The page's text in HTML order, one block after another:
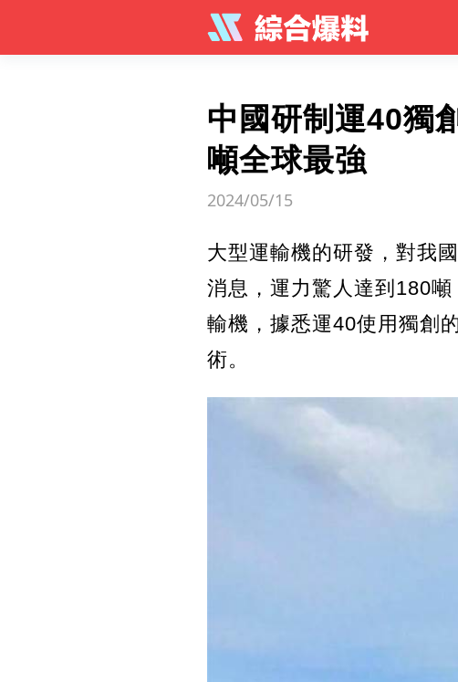
中國研制運40獨
噸全球最強
2024/05/15
大型運輸機的研發，對我
消息，運力驚人達到180
輸機，據悉運40使用獨創
術。